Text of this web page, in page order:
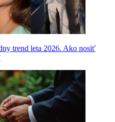
trend leta 2026. Ako nosiť